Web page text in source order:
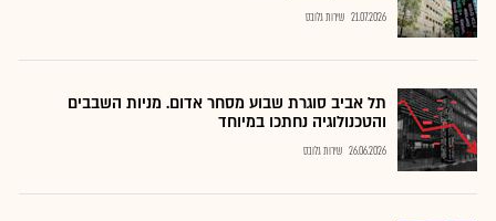
21.07.2026 שירות גלובס
תל אביב סוגרת שבוע מסחר אדום. מניות השבבים
והטכנולוגיה נחתכו במיוחד
26.06.2026 שירות גלובס